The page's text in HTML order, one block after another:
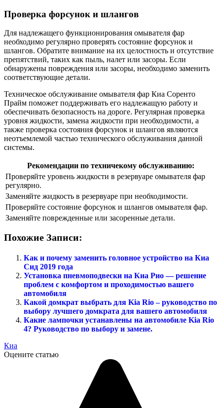
Проверка форсунок и шлангов
Для надлежащего функционирования омывателя фар
необходимо регулярно проверять состояние форсунок и
шлангов. Обратите внимание на их целостность и отсутствие
препятствий, таких как пыль, налет или засоры. Если
обнаружены повреждения или засоры, необходимо заменить
соответствующие детали.
Техническое обслуживание омывателя фар Киа Соренто
Прайм поможет поддерживать его надлежащую работу и
обеспечивать безопасность на дороге. Регулярная проверка
уровня жидкости, замена жидкости при необходимости, а
также проверка состояния форсунок и шлангов являются
неотъемлемой частью технического обслуживания данной
системы.
Рекомендации по техничекому обслуживанию:
Проверяйте уровень жидкости в резервуаре омывателя фар
регулярно.
Заменяйте жидкость в резервуаре при необходимости.
Проверяйте состояние форсунок и шлангов омывателя фар.
Заменяйте поврежденные или засоренные детали.
Похожие Записи:
Как и почему заменить головное устройство на Киа
Сид 2019 года
Установка пневмоподвески на Киа Рио — решение
проблем с комфортом и проходимостью вашего
автомобиля
Какой домкрат выбрать для Kia Rio – руководство по
выбору лучшего домкрата для вашего автомобиля
Какие лампочки устанавлены на автомобиле Kia Rio
4? Руководство по выбору и замене.
Киа
Оцените статью